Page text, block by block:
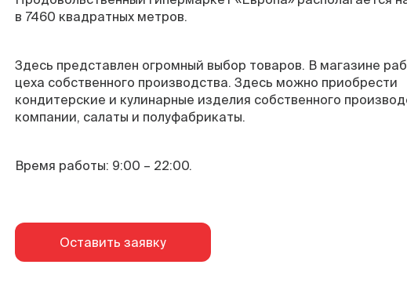
в 7460 квадратных метров.
Здесь представлен огромный выбор товаров. В магазине
цеха собственного производства. Здесь можно приобрести
кондитерские и кулинарные изделия собственного
компании, салаты и полуфабрикаты.
Время работы: 9:00 – 22:00.
Оставить заявку